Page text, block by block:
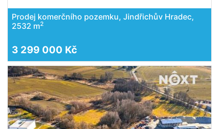
Prodej komerčního pozemku, Jindřichův Hradec,
2532 m2
3 299 000 Kč